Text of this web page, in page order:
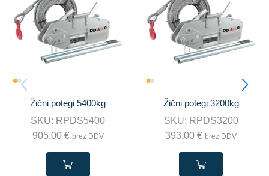
Žični potegi 5400kg
SKU: RPDS5400
905,00 € brez DDV
Žični potegi 3200kg
SKU: RPDS3200
393,00€ brez DDV